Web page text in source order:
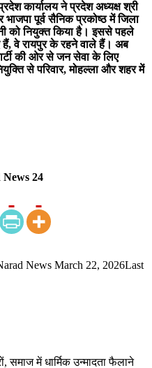
कार्यालय ने प्रदेश अध्यक्ष श्री
पूर्व सैनिक प्रकोष्ठ में जिला
को नियुक्त किया है। इससे पहले
हैं, वे रायपुर के रहने वाले हैं। अब
की ओर से जन सेवा के लिए
से परिवार, मोहल्ला और शहर में
24
News Send
March 22, 2026Last
समाज में धार्मिक उन्मादता फैलाने